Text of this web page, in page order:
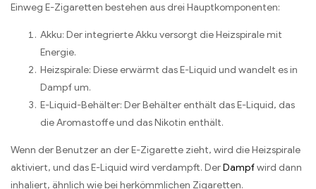
Einweg E-Zigaretten bestehen aus drei Hauptkomponenten:
Akku: Der integrierte Akku versorgt die Heizspirale mit
Energie.
Heizspirale: Diese erwärmt das E-Liquid und wandelt es in
Dampf um.
E-Liquid-Behälter: Der Behälter enthält das E-Liquid, das
die Aromastoffe und das Nikotin enthält.
Wenn der Benutzer an der E-Zigarette zieht, wird die Heizspirale
aktiviert, und das E-Liquid wird verdampft. DerDampfwird dann
inhaliert, ähnlich wie bei herkömmlichen Zigaretten.